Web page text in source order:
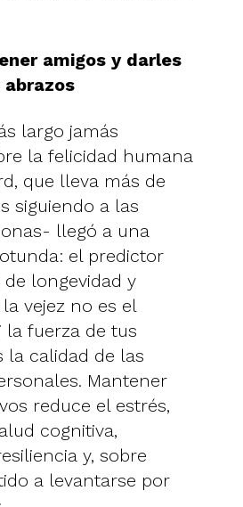
amigos y darles
largo jamás
la felicidad humana
que lleva más de
siguiendo a las
llegó a una
el predictor
longevidad y
vejez no es el
la fuerza de tus
la calidad de las
Mantener
reduce el estrés,
cognitiva,
y, sobre
a levantarse por